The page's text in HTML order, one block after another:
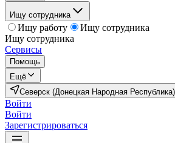
Ищу сотрудника
Ищу работу
Ищу сотрудника
Ищу сотрудника
Сервисы
Помощь
Ещё
Северск (Донецкая Народная Республика)
Войти
Войти
Зарегистрироваться